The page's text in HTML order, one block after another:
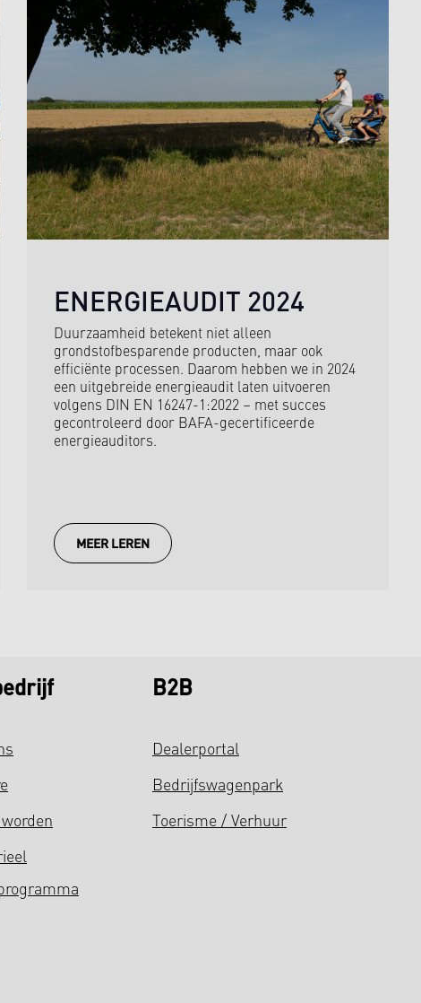
ENERGIEAUDIT 2024
Duurzaamheid betekent niet alleen
grondstofbesparende producten, maar ook
efficiënte processen. Daarom hebben we in 2024
een uitgebreide energieaudit laten uitvoeren
volgens DIN EN 16247-1:2022 – met succes
gecontroleerd door BAFA-gecertificeerde
energieauditors.
MEER LEREN
B2B
Dealerportal
Bedrijfswagenpark
Toerisme / Verhuur